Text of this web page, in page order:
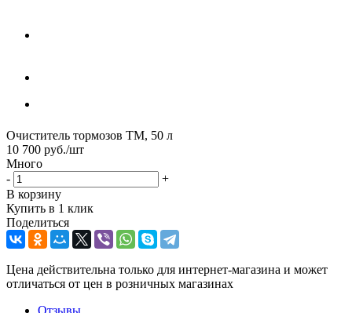
Очиститель тормозов ТМ, 50 л
10 700 руб./шт
Много
-
+
В корзину
Купить в 1 клик
Поделиться
Цена действительна только для интернет-магазина и может
отличаться от цен в розничных магазинах
Отзывы